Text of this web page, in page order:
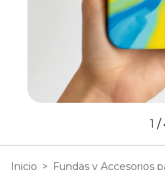
1 /
Inicio > Fundas y Accesorios